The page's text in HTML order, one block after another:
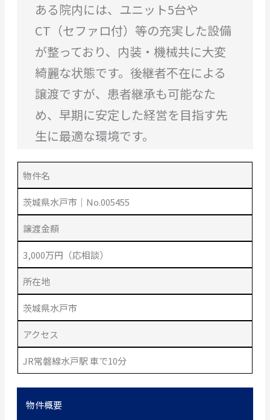
ある院内には、ユニット5台や
CT（セファロ付）等の充実した設備
が整っており、内装・機械共に大変
綺麗な状態です。後継者不在による
譲渡ですが、患者継承も可能なた
め、早期に安定した経営を目指す先
生に最適な環境です。
物件名
茨城県水戸市｜No.005455
譲渡金額
3,000万円（応相談）
所在地
茨城県水戸市
アクセス
JR常磐線水戸駅 車で10分
物件概要